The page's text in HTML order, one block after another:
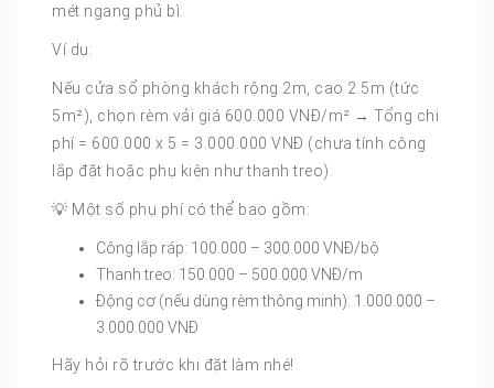
mét ngang phủ bì.
Ví dụ:
Nếu cửa sổ phòng khách rộng 2m, cao 2.5m (tức
5m²), chọn rèm vải giá 600.000 VNĐ/m² → Tổng chi
phí = 600.000 x 5 = 3.000.000 VNĐ (chưa tính công
lắp đặt hoặc phụ kiện như thanh treo).
💡 Một số phụ phí có thể bao gồm:
Công lắp ráp: 100.000 – 300.000 VNĐ/bộ
Thanh treo: 150.000 – 500.000 VNĐ/m
Động cơ (nếu dùng rèm thông minh): 1.000.000 –
3.000.000 VNĐ
Hãy hỏi rõ trước khi đặt làm nhé!